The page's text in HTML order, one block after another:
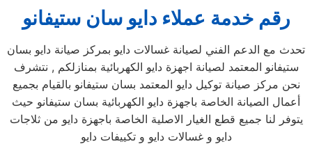
رقم خدمة عملاء دايو سان ستيفانو
تحدث مع الدعم الفني لصيانة غسالات دايو بمركز صيانة دايو بسان
ستيفانو المعتمد لصيانة اجهزة دايو الكهربائية بمنازلكم , نتشرف
نحن مركز صيانة توكيل دايو المعتمد بسان ستيفانو بالقيام بجميع
أعمال الصيانة الخاصة باجهزة دايو الكهربائية بسان ستيفانو حيث
يتوفر لنا جميع قطع الغيار الاصلية الخاصة باجهزة دايو من ثلاجات
دايو و غسالات دايو و تكييفات دايو